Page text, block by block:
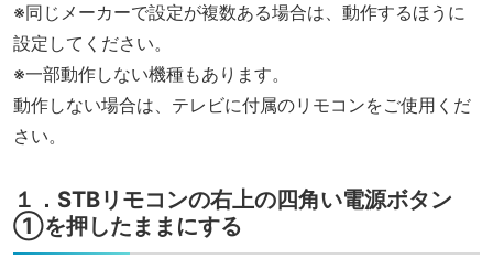
※同じメーカーで設定が複数ある場合は、動作するほうに
設定してください。
※一部動作しない機種もあります。
動作しない場合は、テレビに付属のリモコンをご使用くだ
さい。
１．STBリモコンの右上の四角い電源ボタン
①を押したままにする